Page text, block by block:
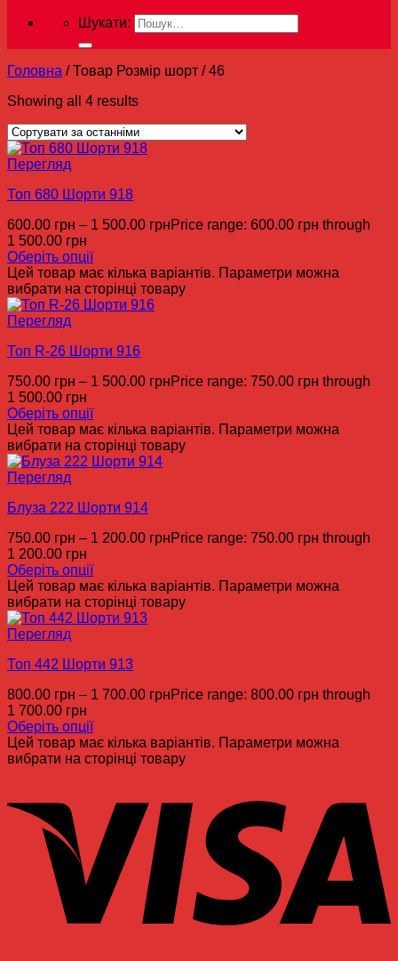
Шукати:
Головна /Товар Розмір шорт /46
Showing all 4 results
Перегляд
Топ 680 Шорти 918
600.00 грн – 1 500.00 грнPrice range: 600.00 грн through
1 500.00 грн
Оберіть опції
Цей товар має кілька варіантів. Параметри можна
вибрати на сторінці товару
Перегляд
Топ R-26 Шорти 916
750.00 грн – 1 500.00 грнPrice range: 750.00 грн through
1 500.00 грн
Оберіть опції
Цей товар має кілька варіантів. Параметри можна
вибрати на сторінці товару
Перегляд
Блуза 222 Шорти 914
750.00 грн – 1 200.00 грнPrice range: 750.00 грн through
1 200.00 грн
Оберіть опції
Цей товар має кілька варіантів. Параметри можна
вибрати на сторінці товару
Перегляд
Топ 442 Шорти 913
800.00 грн – 1 700.00 грнPrice range: 800.00 грн through
1 700.00 грн
Оберіть опції
Цей товар має кілька варіантів. Параметри можна
вибрати на сторінці товару